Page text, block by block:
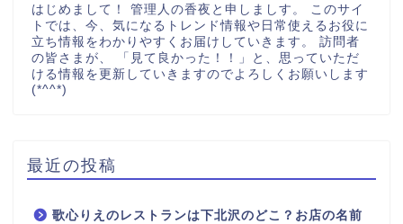
はじめまして！ 管理人の香夜と申しましす。 このサイ
トでは、今、気になるトレンド情報や日常使えるお役に
立ち情報をわかりやすくお届けしていきます。 訪問者
の皆さまが、 「見て良かった！！」と、思っていただ
ける情報を更新していきますのでよろしくお願いします
(*^^*)
最近の投稿
歌心りえのレストランは下北沢のどこ？お店の名前